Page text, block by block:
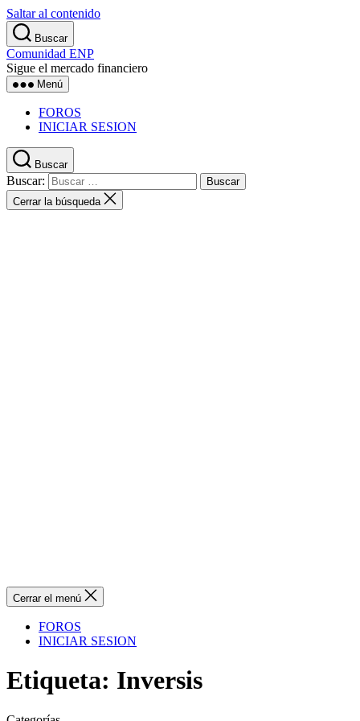
Saltar al contenido
Buscar
Comunidad ENP
Sigue el mercado financiero
Menú
FOROS
INICIAR SESION
Buscar
Buscar:
Cerrar la búsqueda
Cerrar el menú
FOROS
INICIAR SESION
Etiqueta: Inversis